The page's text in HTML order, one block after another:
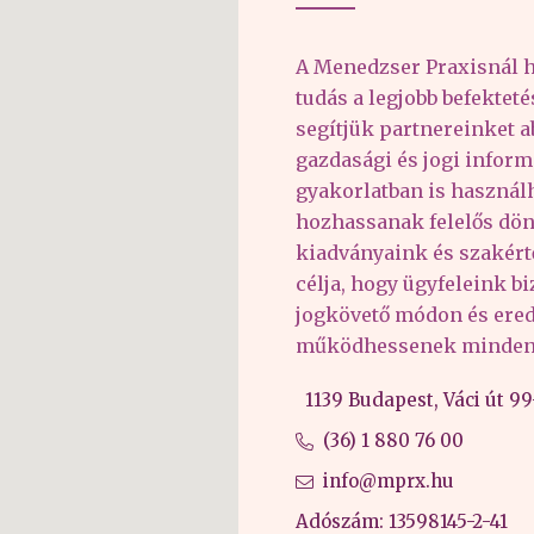
A Menedzser Praxisnál
tudás a legjobb
segítjük partnereinket
gazdasági és jogi
gyakorlatban is
hozhassanak felelős
kiadványaink és
célja, hogy ügyfeleink
jogkövető módon és
működhessenek
1139 Budapest, Váci út
(36) 1 880 76 00
info@mprx.hu
Adószám: 13598145-2-41